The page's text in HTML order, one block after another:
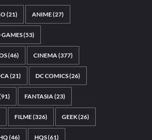
(21) ANIME(27)
(53)
(46) CINEMA (377)
(21) DC COMICS(26)
FANTASIA (23)
FILME(326) GEEK(26)
(46) HQS(61)